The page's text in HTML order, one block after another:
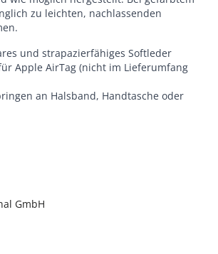
zu leichten, nachlassenden
und strapazierfähiges Softleder
Apple AirTag (nicht im Lieferumfang
an Halsband, Handtasche oder
GmbH